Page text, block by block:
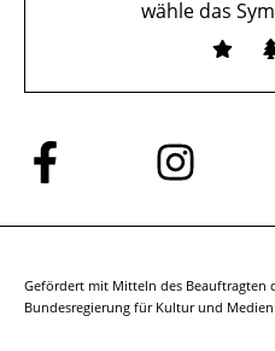
wähle das
Folge
uns
auf
Folge
uns
auf
Gefördert mit Mitteln des Beauftragten
Bundesregierung für Kultur und Medien